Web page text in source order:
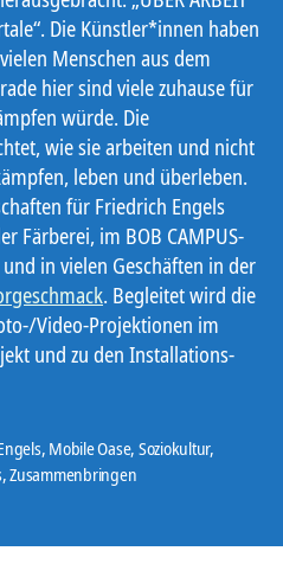
Die Künstler*innen haben
Menschen aus dem
hier sind viele zuhause für
würde. Die
wie sie arbeiten und nicht
leben und überleben.
für Friedrich Engels
Färberei, im BOB CAMPUS-
in vielen Geschäften in der
. Begleitet wird die
Video-Projektionen im
und zu den Installations-
, Mobile Oase, Soziokultur,
,Zusammenbringen